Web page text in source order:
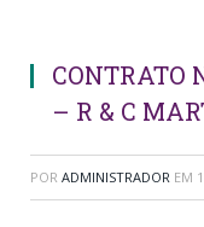
CONTRATO
– R & C
POR ADMINISTRADOR EM